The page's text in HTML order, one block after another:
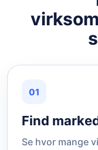
01
Find
Se hvor mange